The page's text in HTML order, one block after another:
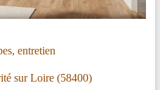
entretien
sur Loire (58400)